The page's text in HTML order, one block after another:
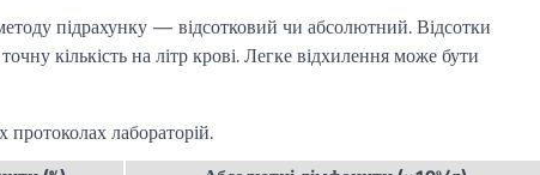
підрахунку — відсотковий чи абсолютний. Відсотки
кількість на літр крові. Легке відхилення може бути
лабораторій.